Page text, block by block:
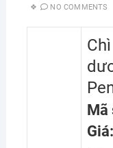
NO COMMENTS
Mã
Giá: